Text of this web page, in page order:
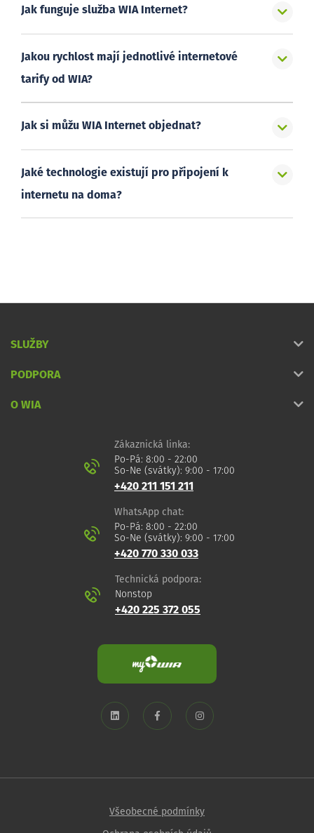
Jak funguje služba WIA Internet?
Jakou rychlost mají jednotlivé internetové
tarify od WIA?
Jak si můžu WIA Internet objednat?
Jaké technologie existují pro připojení k
internetu na doma?
SLUŽBY
PODPORA
O WIA
Zákaznická linka:
Po-Pá: 8:00 - 22:00
So-Ne (svátky): 9:00 - 17:00
+420 211 151 211
WhatsApp chat:
Po-Pá: 8:00 - 22:00
So-Ne (svátky): 9:00 - 17:00
+420 770 330 033
Technická podpora:
Nonstop
+420 225 372 055
Všeobecné podmínky